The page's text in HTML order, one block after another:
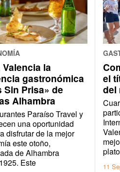
la
gastronómica
Sin Prisa» de
Alhambra
Paraíso Travel y
una oportunidad
disfrutar de la mejor
este otoño,
de Alhambra
Este
el
del
plato
11